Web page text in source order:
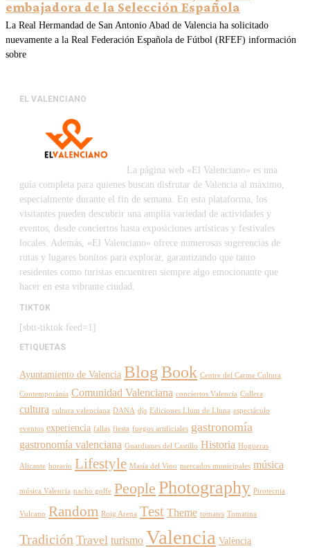
embajadora de la Selección Española
La Real Hermandad de San Antonio Abad de Valencia ha solicitado
nuevamente a la Real Federación Española de Fútbol (RFEF) información
sobre
EL VALENCIANO
La página web «El Valenciano» es una
guía completa para quienes buscan disfrutar de Valencia al máximo,
especialmente durante el fin de semana. En esta plataforma, los
visitantes pueden descubrir una amplia variedad de actividades y
eventos, desde conciertos hasta exposiciones artísticas y festivales
locales. Además, «El Valenciano» ofrece numerosas sugerencias de
rutas y lugares bonitos para explorar, garantizando que tanto
residentes como turistas encuentren siempre algo emocionante que
hacer en esta vibrante ciudad.
TIKTOK
[sbtt-tiktok feed=1]
ETIQUETAS
Ayuntamiento de Valencia BlogBook Centre del Carme Cultura
Contemporània Comunidad Valenciana conciertos Valencia Cullera
cultura cultura valenciana DANA djs Ediciones Llum de Lluna espectáculo
eventos experiencia fallas fiesta fuegos artificiales gastronomía
gastronomía valenciana Guardianes del Castillo Historia Hogueras
Alicante horario Lifestyle Masía del Vino mercados municipales música
música Valencia nacho golfe People Photography Pirotecnia
Vulcano Random Roig Arena Test Theme tomates Tomatina
Tradición Travel turismo Valencia València